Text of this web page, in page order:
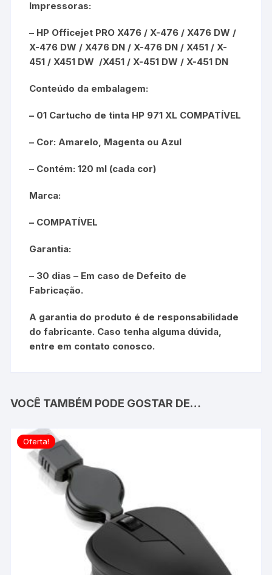
Impressoras:
– HP Officejet PRO X476 / X-476 / X476 DW /
X-476 DW / X476 DN / X-476 DN / X451 / X-
451 / X451 DW /X451 / X-451 DW / X-451 DN
Conteúdo da embalagem:
– 01 Cartucho de tinta HP 971 XL COMPATÍVEL
– Cor: Amarelo, Magenta ou Azul
– Contém: 120 ml (cada cor)
Marca:
– COMPATÍVEL
Garantia:
– 30 dias – Em caso de Defeito de
Fabricação.
A garantia do produto é de responsabilidade
do fabricante. Caso tenha alguma dúvida,
entre em contato conosco.
VOCÊ TAMBÉM PODE GOSTAR DE…
Oferta!